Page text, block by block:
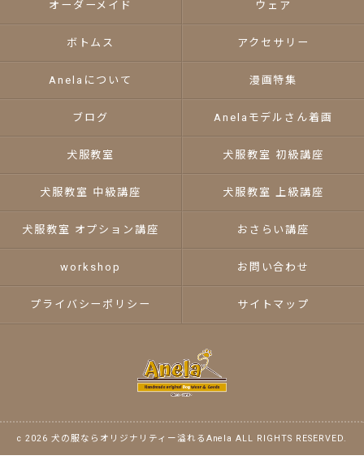
オーダーメイド ウェア
ボトムス アクセサリー
Anelaについて 漫画特集
ブログ Anelaモデルさん着画
犬服教室 犬服教室 初級講座
犬服教室 中級講座 犬服教室 上級講座
犬服教室 オプション講座 おさらい講座
workshop お問い合わせ
プライバシーポリシー サイトマップ
c 2026 犬の服ならオリジナリティー溢れるAnela ALL RIGHTS RESERVED.